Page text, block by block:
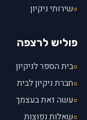
○שירותי ניקיון
פוליש לרצפה
○בית הספר לניקיון
○חברת ניקיון לבית
○עשה זאת בעצמך
○שאלות נפוצות